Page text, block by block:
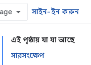
সাইন-ইন করুন
এই পৃষ্ঠায় যা যা আছে
সারসংক্ষেপ